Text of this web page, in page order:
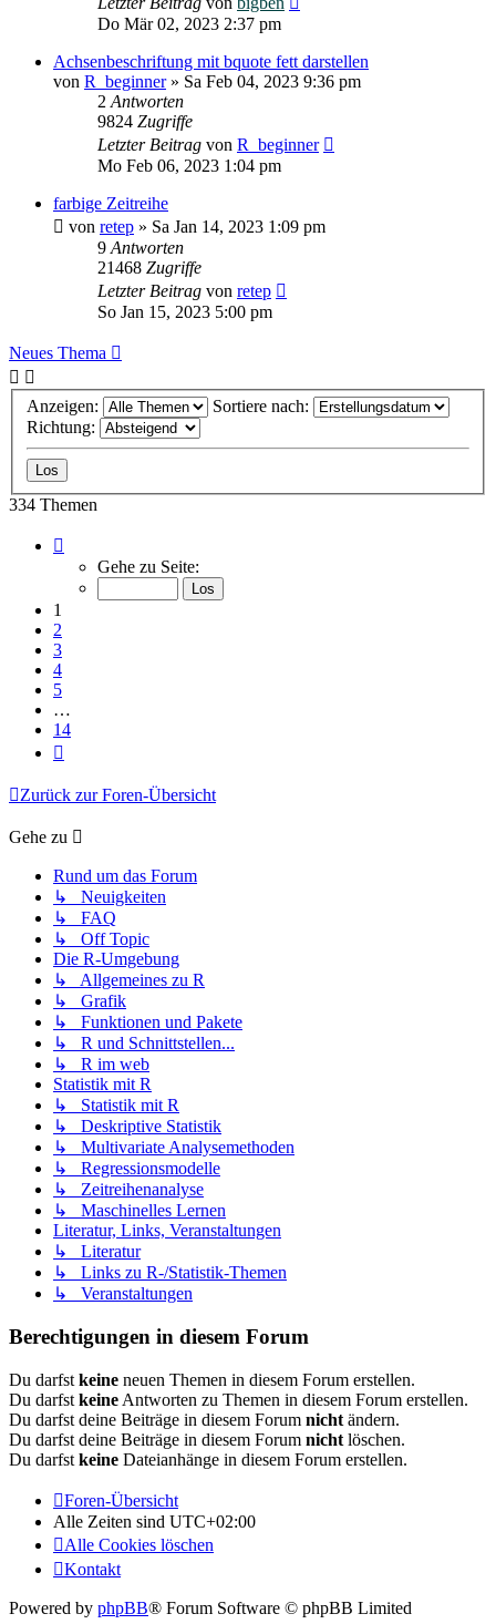
Do Mär 02, 2023 2:37 pm
Achsenbeschriftung mit bquote fett darstellen
von R_beginner» Sa Feb 04, 2023 9:36 pm
2 Antworten
9824 Zugriffe
Letzter Beitrag von R_beginner
Mo Feb 06, 2023 1:04 pm
farbige Zeitreihe
von retep » Sa Jan 14, 2023 1:09 pm
9 Antworten
21468 Zugriffe
Letzter Beitrag von retep
So Jan 15, 2023 5:00 pm
Neues Thema
Anzeigen:
Sortiere nach:
Richtung:
334 Themen
von
Gehe zu Seite:
1
2
3
4
5
…
14
Zurück zur Foren-Übersicht
Gehe zu
Rund um das Forum
↳ Neuigkeiten
↳ FAQ
↳ Off Topic
Die R-Umgebung
↳ Allgemeines zu R
↳ Grafik
↳ Funktionen und Pakete
↳ R und Schnittstellen...
↳ R im web
Statistik mit R
↳ Statistik mit R
↳ Deskriptive Statistik
↳ Multivariate Analysemethoden
↳ Regressionsmodelle
↳ Zeitreihenanalyse
↳ Maschinelles Lernen
Literatur, Links, Veranstaltungen
↳ Literatur
↳ Links zu R-/Statistik-Themen
↳ Veranstaltungen
Berechtigungen in diesem Forum
Du darfst keine neuen Themen in diesem Forum erstellen.
Du darfst keine Antworten zu Themen in diesem Forum erstellen.
Du darfst deine Beiträge in diesem Forum nicht ändern.
Du darfst deine Beiträge in diesem Forum nicht löschen.
Du darfst keine Dateianhänge in diesem Forum erstellen.
Foren-Übersicht
Alle Zeiten sind UTC+02:00
Alle Cookies löschen
Kontakt
Powered by phpBB® Forum Software © phpBB Limited